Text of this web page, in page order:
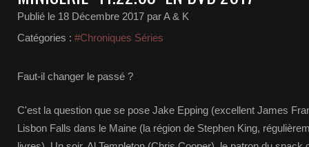
Publié le 18 Décembre 2017 par A & K
Catégories : #Chroniques Séries
Faut-il changer le passé ?
C'est la question que se pose Jake Epping (excellent James
Lisbon Falls dans le Maine (la région de Stephen King,